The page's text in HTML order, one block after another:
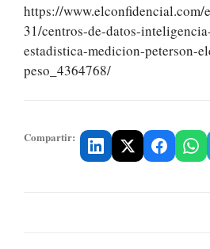
https://www.elconfidencial.com/
31/centros-de-datos-
estadistica-medicion-peterson-
peso_4364768/
Compartir: